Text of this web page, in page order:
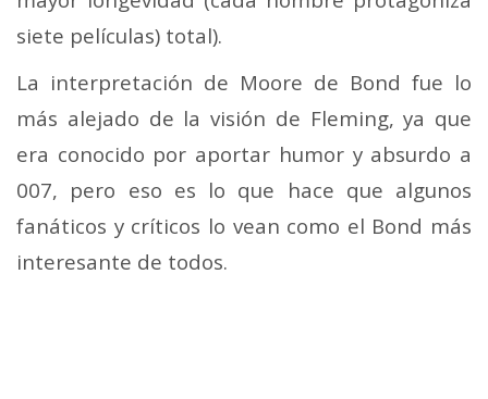
siete películas) total).
La interpretación de Moore de Bond fue lo
más alejado de la visión de Fleming, ya que
era conocido por aportar humor y absurdo a
007, pero eso es lo que hace que algunos
fanáticos y críticos lo vean como el Bond más
interesante de todos.